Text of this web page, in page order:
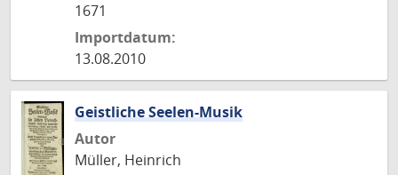
1671
Importdatum:
13.08.2010
Geistliche Seelen-Musik
Autor
Müller, Heinrich